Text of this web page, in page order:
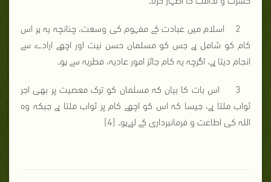
2 اسلام میں عبادت کے مفہوم کی وسعت، چنانچہ یہ ہر اس
کام کو شامل ہے جس کو مسلمان حسن نیت اور اچھے ارادے سے
انجام دیتا ہے، اگرچہ یہ کام جائز امور عادیہ، فطریہ سے ہو۔
3 اس بات کا بیان کہ مسلمان کو ترک معصیت پر بھی اجر
ثواب ملتا ہے، جیسا کہ اس کو اچھے کام پر ثواب ملتا ہے جبکہ وہ
اللہ کی اطاعت و فرمانبرداری کے لیےہو۔ [4]